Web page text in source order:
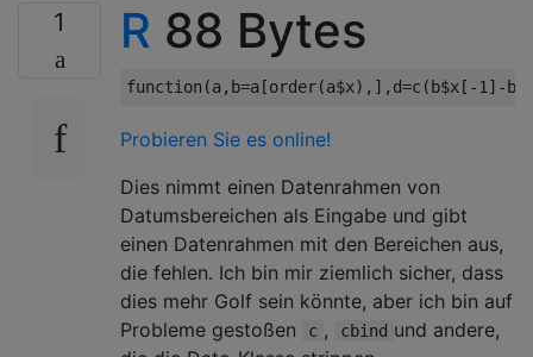
1 R 88 Bytes
function (a, b=a [order(a$x),], d=c ( b$x [ -1 ]- b
Probieren Sie es online!
Dies nimmt einen Datenrahmen von
Datumsbereichen als Eingabe und gibt
einen Datenrahmen mit den Bereichen aus,
die fehlen. Ich bin mir ziemlich sicher, dass
dies mehr Golf sein könnte, aber ich bin auf
Probleme gestoßen
c , cbind und andere,